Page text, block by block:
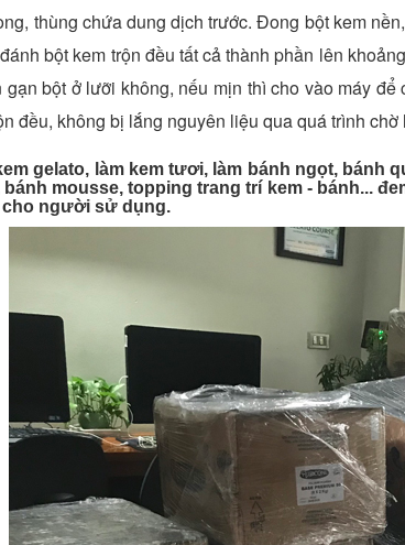
thùng chứa dung dịch trước. Đong bột kem
bột kem trộn đều tất cả thành phần lên
bột ở lưỡi không, nếu mịn thì cho vào máy
đều, không bị lắng nguyên liệu qua quá trình chờ
gelato, làm kem tươi, làm bánh ngọt, bánh
mousse, topping trang trí kem - bánh...
người sử dụng.